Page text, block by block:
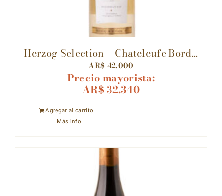
Herzog Selection – Chateleufe Bord...
AR$ 42.000
Precio mayorista:
AR$32.340
Agregar al carrito
Más info